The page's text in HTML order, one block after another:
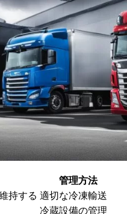
管理方法
持する 適切な冷凍輸送
冷蔵設備の管理